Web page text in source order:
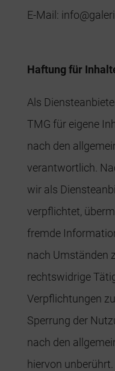
E-Mail:
Haftung für
Als
TMG für eigene
nach den
verantwortlich.
wir als
verpflichtet,
fremde
nach Umständen
rechtswidrige
Verpflichtungen
Sperrung der
nach den
hiervon